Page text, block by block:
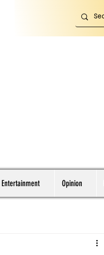
Entertainment Opinion